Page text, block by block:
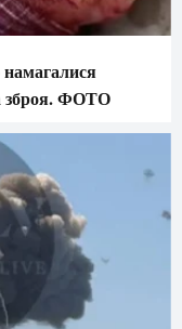
зброя. ФОТО